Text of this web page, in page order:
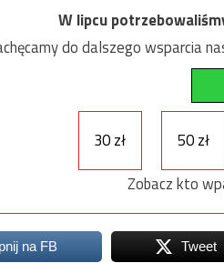
W lipcu
do dalszego wsparcia
30 zł 50 zł
Zobacz kto
na FB Tweet